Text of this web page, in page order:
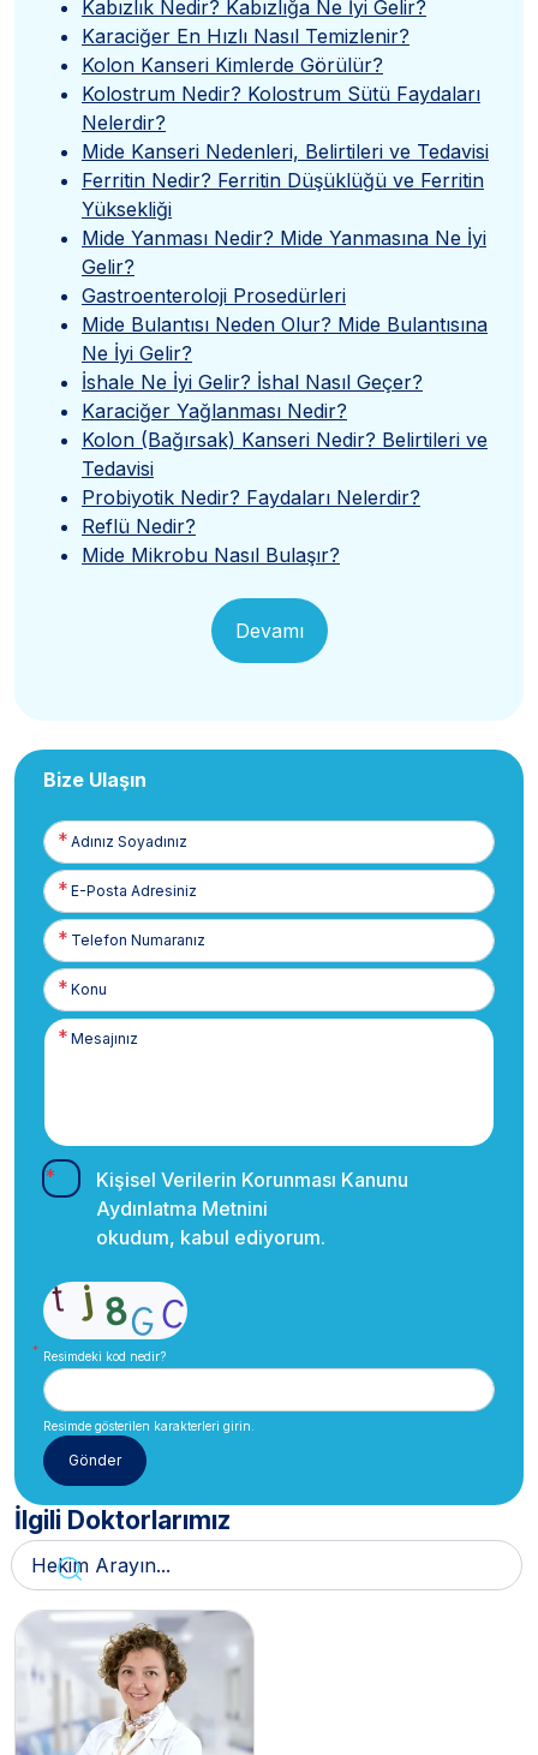
Kabızlık Nedir? Kabızlığa Ne İyi Gelir?
Karaciğer En Hızlı Nasıl Temizlenir?
Kolon Kanseri Kimlerde Görülür?
Kolostrum Nedir? Kolostrum Sütü Faydaları
Nelerdir?
Mide Kanseri Nedenleri, Belirtileri ve Tedavisi
Ferritin Nedir? Ferritin Düşüklüğü ve Ferritin
Yüksekliği
Mide Yanması Nedir? Mide Yanmasına Ne İyi
Gelir?
Gastroenteroloji Prosedürleri
Mide Bulantısı Neden Olur? Mide Bulantısına
Ne İyi Gelir?
İshale Ne İyi Gelir? İshal Nasıl Geçer?
Karaciğer Yağlanması Nedir?
Kolon (Bağırsak) Kanseri Nedir? Belirtileri ve
Tedavisi
Probiyotik Nedir? Faydaları Nelerdir?
Reflü Nedir?
Mide Mikrobu Nasıl Bulaşır?
Devamı
Bize Ulaşın
Adınız
Soyadınız
E-
Posta
Telefon
Numaranız
Kişisel Verilerin Korunması Kanunu
Aydınlatma Metnini
okudum, kabul ediyorum.
Resimdeki kod nedir?
Resimde gösterilen karakterleri girin.
İlgili Doktorlarımız